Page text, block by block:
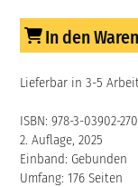
In den
Lieferbar in 3-5
ISBN: 978-3-03902-
2. Auflage, 2025
Einband: Gebunden
Umfang: 176 Seiten